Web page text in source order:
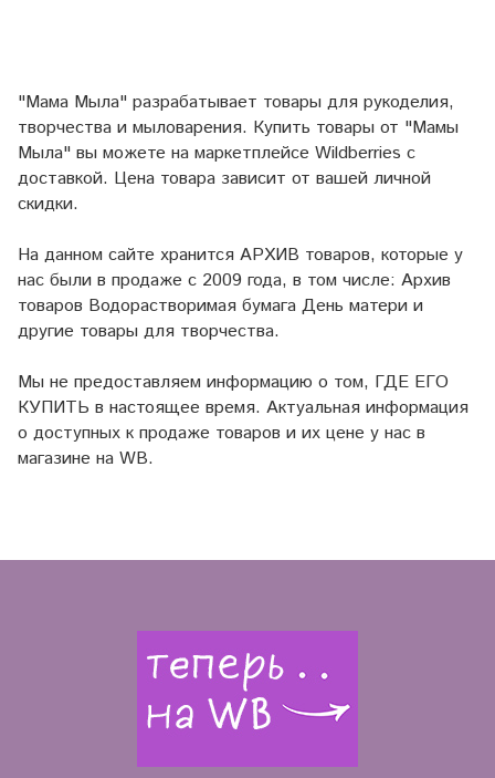
"Мама Мыла" разрабатывает товары для рукоделия,
творчества и мыловарения. Купить товары от "Мамы
Мыла" вы можете на маркетплейсе Wildberries с
доставкой. Цена товара зависит от вашей личной
скидки.
На данном сайте хранится АРХИВ товаров, которые у
нас были в продаже с 2009 года, в том числе: Архив
товаров Водорастворимая бумага День матери и
другие товары для творчества.
Мы не предоставляем информацию о том, ГДЕ ЕГО
КУПИТЬ в настоящее время. Актуальная информация
о доступных к продаже товаров и их цене у нас в
магазине на WB.